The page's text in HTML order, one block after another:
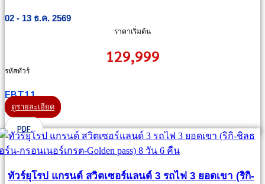
02 - 13 ธ.ค. 2569
ราคาเริ่มต้น
129,999
รหัสทัวร์
EBT11
ดูรายละเอียด
PDF
ทัวร์ยุโรป แกรนด์ สวิตเซอร์แลนด์ 3 รถไฟ 3 ยอดเขา (ริกิ-